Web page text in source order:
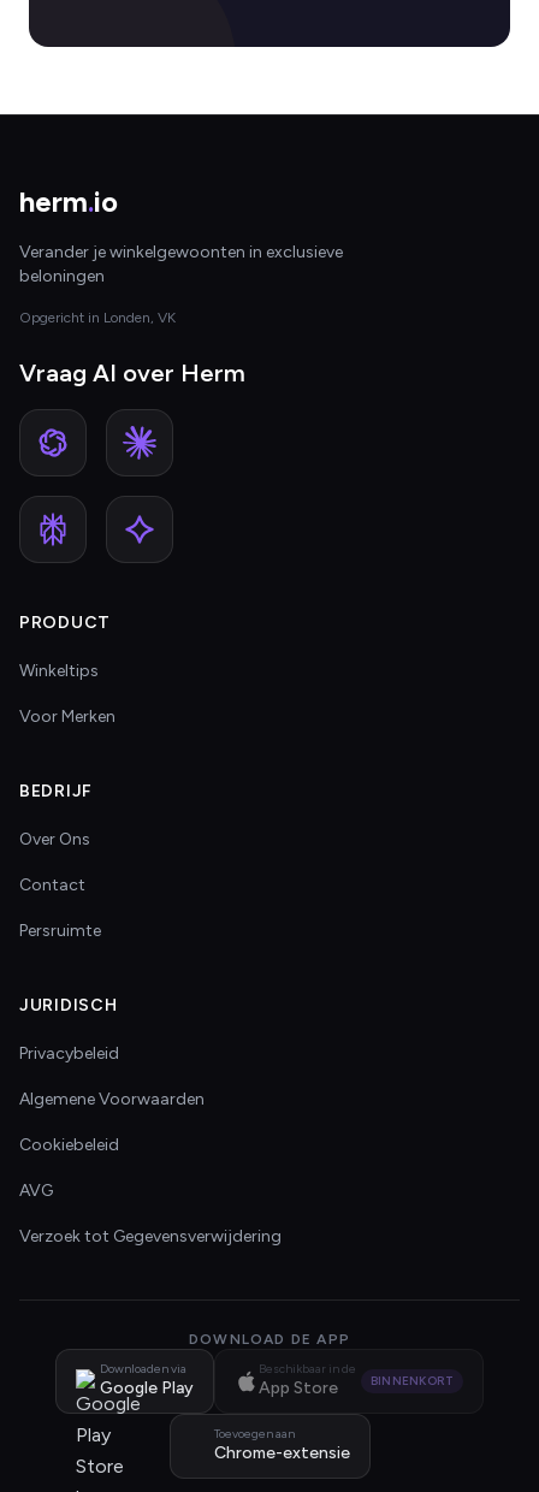
herm.io
Verander je winkelgewoonten in exclusieve
beloningen
Opgericht in Londen, VK
Vraag AI over Herm
PRODUCT
Winkeltips
Voor Merken
BEDRIJF
Over Ons
Contact
Persruimte
JURIDISCH
Privacybeleid
Algemene Voorwaarden
Cookiebeleid
AVG
Verzoek tot Gegevensverwijdering
DOWNLOAD DE APP
Downloaden via
Google Play
Beschikbaar in de
App Store BINNENKORT
Toevoegen aan
Chrome-extensie